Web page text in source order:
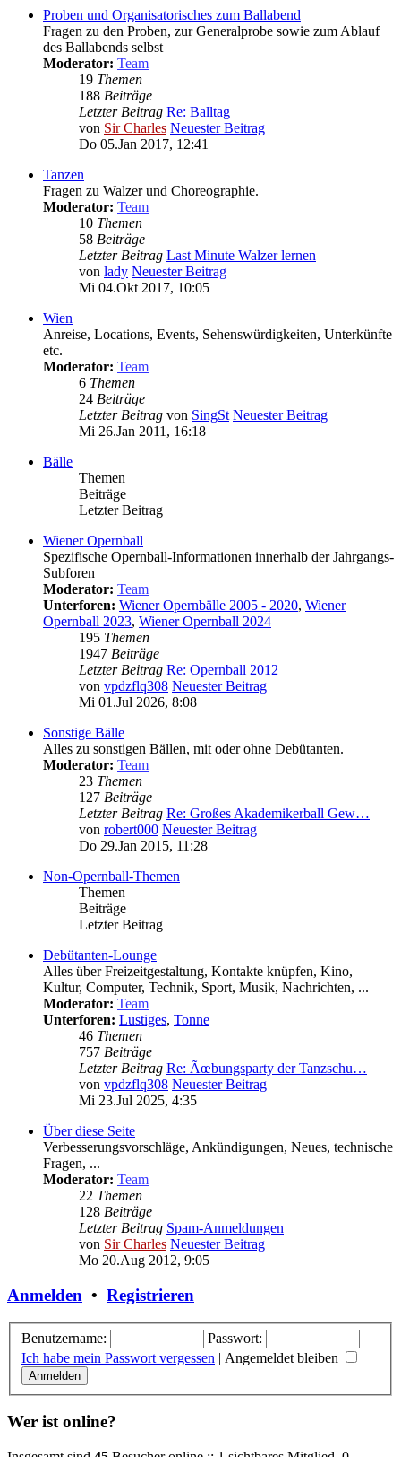
Proben und Organisatorisches zum Ballabend
Fragen zu den Proben, zur Generalprobe sowie zum Ablauf
des Ballabends selbst
Moderator: Team
19 Themen
188 Beiträge
Letzter Beitrag Re: Balltag
von Sir Charles Neuester Beitrag
Do 05.Jan 2017, 12:41
Tanzen
Fragen zu Walzer und Choreographie.
Moderator: Team
10 Themen
58 Beiträge
Letzter Beitrag Last Minute Walzer lernen
von lady Neuester Beitrag
Mi 04.Okt 2017, 10:05
Wien
Anreise, Locations, Events, Sehenswürdigkeiten, Unterkünfte
etc.
Moderator: Team
6 Themen
24 Beiträge
Letzter Beitrag von SingSt Neuester Beitrag
Mi 26.Jan 2011, 16:18
Bälle
Themen
Beiträge
Letzter Beitrag
Wiener Opernball
Spezifische Opernball-Informationen innerhalb der Jahrgangs-
Subforen
Moderator: Team
Unterforen: Wiener Opernbälle 2005 - 2020, Wiener
Opernball 2023, Wiener Opernball 2024
195 Themen
1947 Beiträge
Letzter Beitrag Re: Opernball 2012
von vpdzflq308 Neuester Beitrag
Mi 01.Jul 2026, 8:08
Sonstige Bälle
Alles zu sonstigen Bällen, mit oder ohne Debütanten.
Moderator: Team
23 Themen
127 Beiträge
Letzter Beitrag Re: Großes Akademikerball Gew…
von robert000 Neuester Beitrag
Do 29.Jan 2015, 11:28
Non-Opernball-Themen
Themen
Beiträge
Letzter Beitrag
Debütanten-Lounge
Alles über Freizeitgestaltung, Kontakte knüpfen, Kino,
Kultur, Computer, Technik, Sport, Musik, Nachrichten, ...
Moderator: Team
Unterforen: Lustiges, Tonne
46 Themen
757 Beiträge
Letzter Beitrag Re: Ãœbungsparty der Tanzschu…
von vpdzflq308 Neuester Beitrag
Mi 23.Jul 2025, 4:35
Über diese Seite
Verbesserungsvorschläge, Ankündigungen, Neues, technische
Fragen, ...
Moderator: Team
22 Themen
128 Beiträge
Letzter Beitrag Spam-Anmeldungen
von Sir Charles Neuester Beitrag
Mo 20.Aug 2012, 9:05
Anmelden • Registrieren
Benutzername:
Passwort:
Ich habe mein Passwort vergessen | Angemeldet bleiben
Wer ist online?